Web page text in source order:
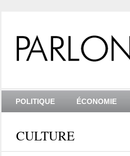
POLITIQUE ÉCONOMIE
CULTURE